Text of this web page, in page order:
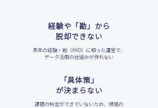
経験や「勘」から
脱却できない
長年の経験・勘（KKD）に頼った運営で、
データ活用の仕組みが作れない
「具体策」
が決まらない
課題の特定ができていないため、根拠の